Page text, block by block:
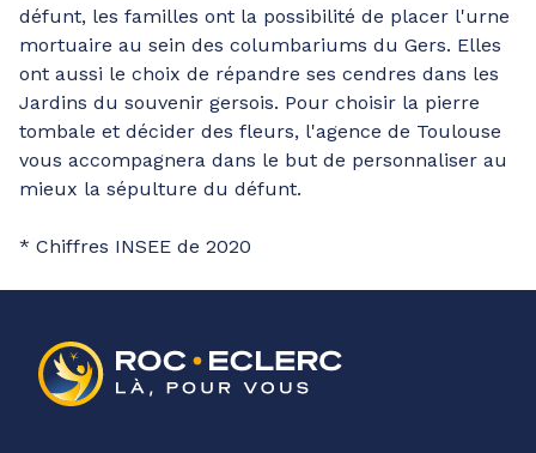
défunt, les familles ont la possibilité de placer l'urne
mortuaire au sein des columbariums du Gers. Elles
ont aussi le choix de répandre ses cendres dans les
Jardins du souvenir gersois. Pour choisir la pierre
tombale et décider des fleurs, l'agence de Toulouse
vous accompagnera dans le but de personnaliser au
mieux la sépulture du défunt.
* Chiffres INSEE de 2020